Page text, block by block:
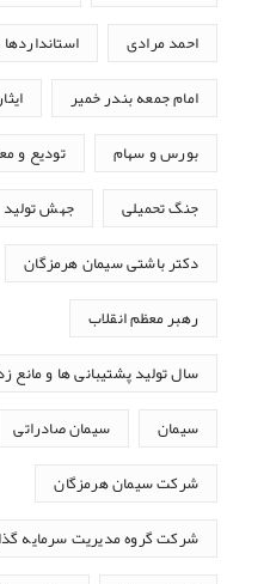
احمد مرادی
امام جمعه بندر خمیر
بورس و سهام تودیع و
جنگ تحمیلی جهش تولید
دکتر باشتی سیمان هرمزگان
رهبر معظم انقلاب
سال تولید پشتیبانی ها و مانع
سیمان سیمان صادراتی
شرکت سیمان هرمزگان
شرکت گروه مدیریت سرمایه